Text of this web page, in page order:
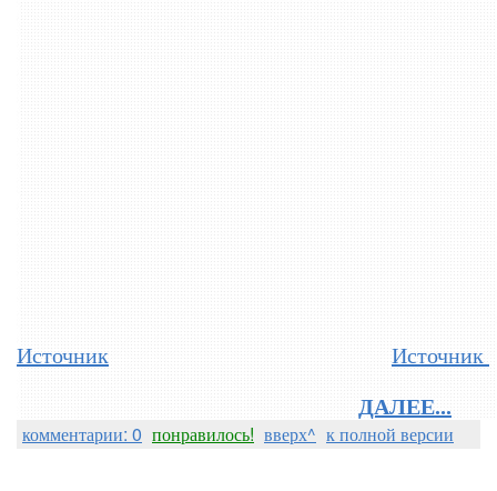
Источник Источник
ДАЛЕЕ...
комментарии: 0 понравилось! вверх^ к полной версии